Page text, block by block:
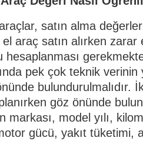
satın alma
el araç satın alırken
hesaplanması
pek çok teknik
bulundurulmalıdır.
göz önünde
markası, model yılı,
gücü, yakıt tüketimi,